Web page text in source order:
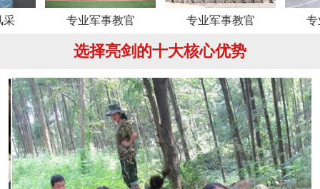
专业军事教官 专业军事教官 专业军事
选择亮剑的十大核心优势